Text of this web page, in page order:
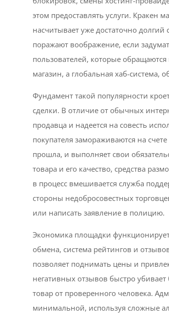
этом предоставлять услуги. Кракен
насчитывает уже достаточно
поражают воображение, если
пользователей, которые
магазин, а глобальная хаб-система,
Фундамент такой популярности
сделки. В отличие от обычных
продавца и надеется на совесть
покупателя замораживаются на
прошла, и выполняет свои
товара и его качество, средства
в процесс вмешивается служба
стороны недобросовестных
или написать заявление в полицию.
Экономика площадки
обмена, система рейтингов и
позволяет поднимать цены и
негативных отзывов быстро
товар от проверенного человека.
минимальной, используя сложные